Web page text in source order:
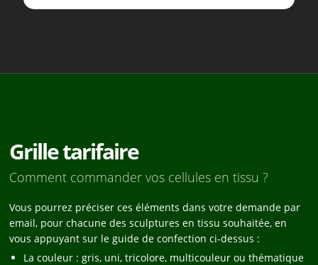
Grille tarifaire
Comment commander vos cellules en tissu ?
Vous pourrez préciser ces éléments dans votre demande par
email, pour chacune des sculptures en tissu souhaitée, en
vous appuyant sur le guide de confection ci-dessus :
La couleur : gris, uni, tricolore, multicouleur ou thématique